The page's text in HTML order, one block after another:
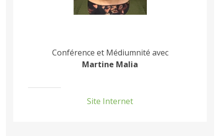
Conférence et Médiumnité avec
Martine Malia
Site Internet